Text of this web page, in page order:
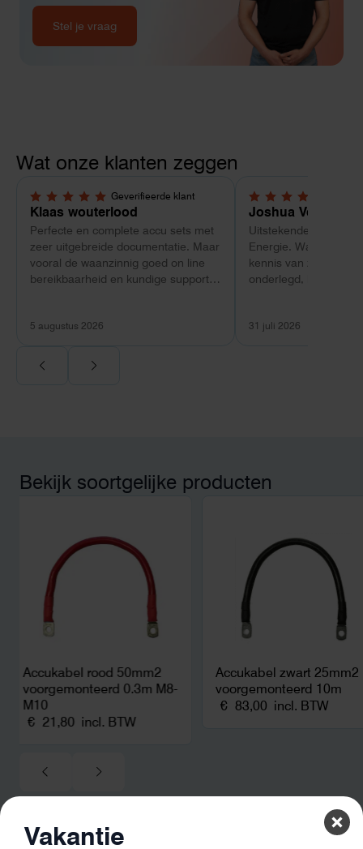
Stel je vraag
Wat onze klanten zeggen
Geverifieerde klant
5,0 van 5 sterren
Klaas wouterlood
Perfecte en complete accu sets met
zeer uitgebreide documentatie. Maar
vooral de waanzinnig goed on line
bereikbaarheid en kundige support
5 augustus 2026
5,0 van 5 sterren
Joshua Verdonk
Uitstekende ervaring
Energie. Wat vooral
kennis van zaken:
onderlegd, heldere
Ook de nazorg is
noodstroom voor de
netcongestie.
31 juli 2026
Bekijk soortgelijke producten
Accukabel rood 50mm2
voorgemonteerd 0.3m M8-
M10
€ 21,80 incl. BTW
Accukabel zwart 25mm2
voorgemonteerd 10m
€ 83,00 incl. BTW
Vakantie